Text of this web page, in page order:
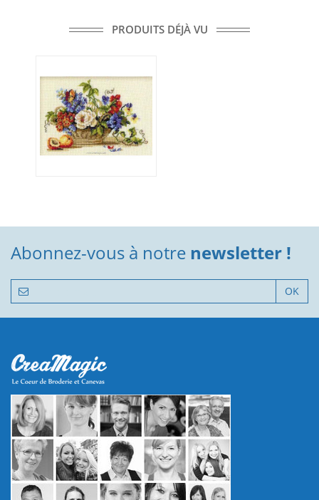
PRODUITS DÉJÀ VU
Abonnez-vous à notre newsletter !
OK